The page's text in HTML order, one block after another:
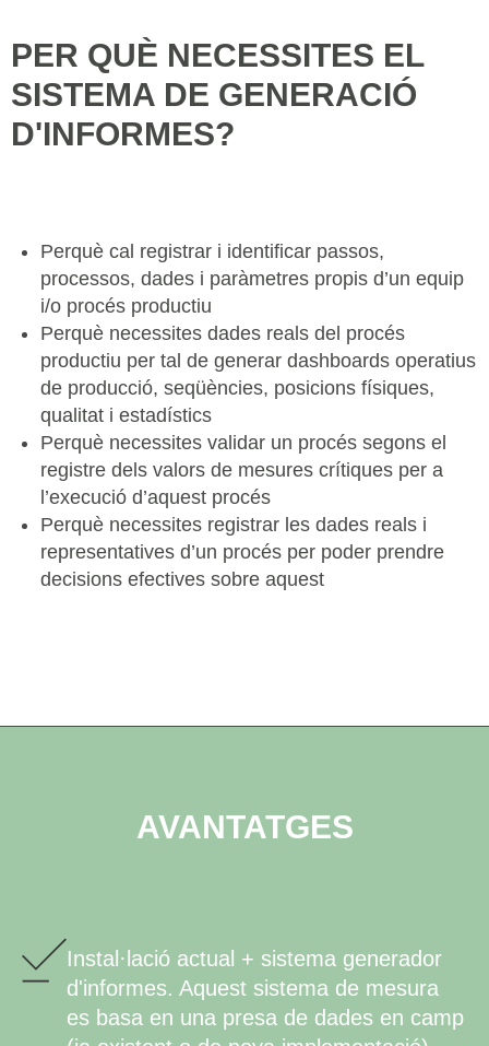
PER QUÈ NECESSITES EL
SISTEMA DE GENERACIÓ
D'INFORMES?
Perquè cal registrar i identificar passos,
processos, dades i paràmetres propis d’un equip
i/o procés productiu
Perquè necessites dades reals del procés
productiu per tal de generar dashboards operatius
de producció, seqüències, posicions físiques,
qualitat i estadístics
Perquè necessites validar un procés segons el
registre dels valors de mesures crítiques per a
l’execució d’aquest procés
Perquè necessites registrar les dades reals i
representatives d’un procés per poder prendre
decisions efectives sobre aquest
AVANTATGES
Instal·lació actual + sistema generador
d'informes. Aquest sistema de mesura
es basa en una presa de dades en camp